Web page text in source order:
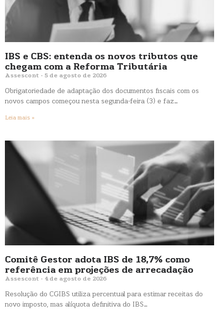
IBS e CBS: entenda os novos tributos que
chegam com a Reforma Tributária
Assescont 5 de agosto de 2026
Obrigatoriedade de adaptação dos documentos fiscais com os
novos campos começou nesta segunda-feira (3) e faz…
Leia mais »
Comitê Gestor adota IBS de 18,7% como
referência em projeções de arrecadação
Assescont 4 de agosto de 2026
Resolução do CGIBS utiliza percentual para estimar receitas do
novo imposto, mas alíquota definitiva do IBS…